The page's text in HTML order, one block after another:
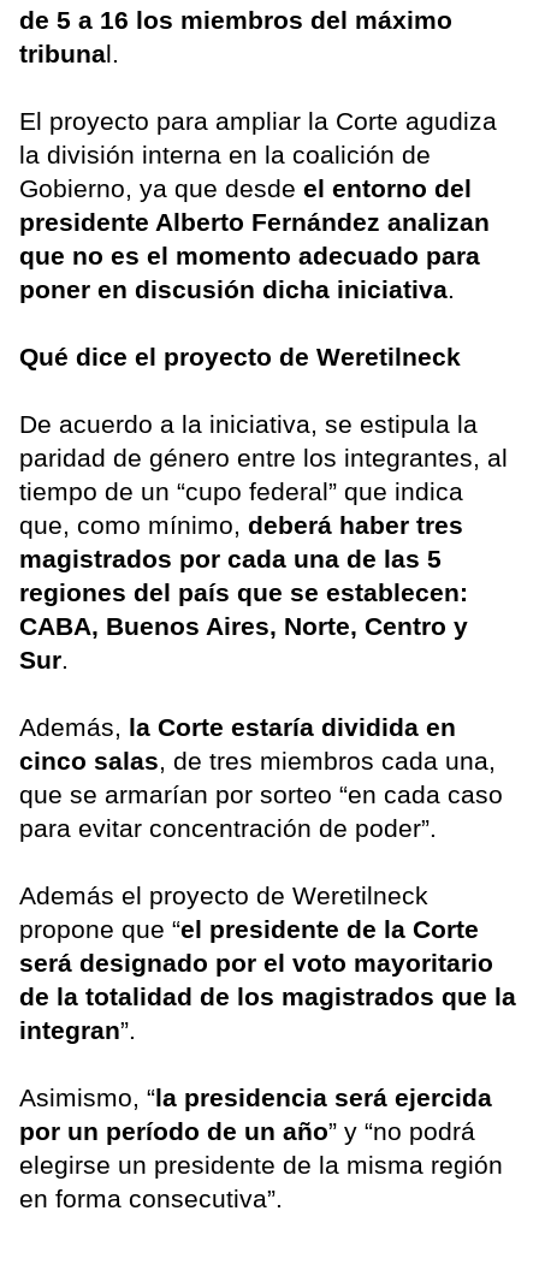
de 5 a 16 los miembros del máximo
tribunal.
El proyecto para ampliar la Corte agudiza
la división interna en la coalición de
Gobierno, ya que desde el entorno del
presidente Alberto Fernández analizan
que no es el momento adecuado para
poner en discusión dicha iniciativa.
Qué dice el proyecto de Weretilneck
De acuerdo a la iniciativa, se estipula la
paridad de género entre los integrantes, al
tiempo de un “cupo federal” que indica
que, como mínimo, deberá haber tres
magistrados por cada una de las 5
regiones del país que se establecen:
CABA, Buenos Aires, Norte, Centro y
Sur.
Además, la Corte estaría dividida en
cinco salas, de tres miembros cada una,
que se armarían por sorteo “en cada caso
para evitar concentración de poder”.
Además el proyecto de Weretilneck
propone que “el presidente de la Corte
será designado por el voto mayoritario
de la totalidad de los magistrados que la
integran”.
Asimismo, “la presidencia será ejercida
por un período de un año” y “no podrá
elegirse un presidente de la misma región
en forma consecutiva”.